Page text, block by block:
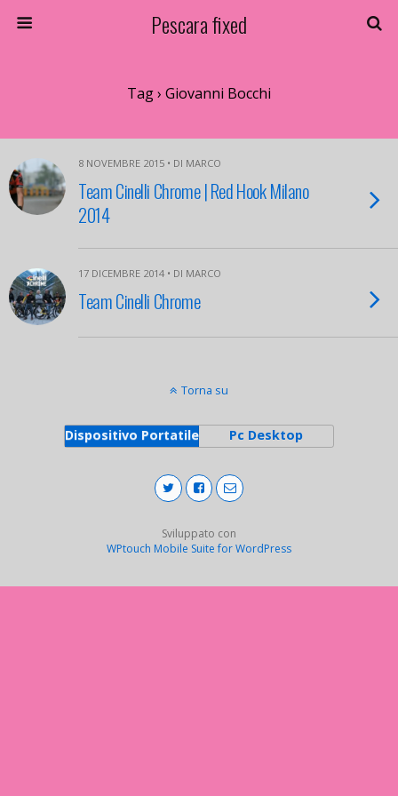
Pescara fixed
Tag › Giovanni Bocchi
8 NOVEMBRE 2015 • DI MARCO
Team Cinelli Chrome | Red Hook Milano
2014
17 DICEMBRE 2014 • DI MARCO
Team Cinelli Chrome
Torna su
Dispositivo Portatile Pc Desktop
Sviluppato con
WPtouch Mobile Suite for WordPress